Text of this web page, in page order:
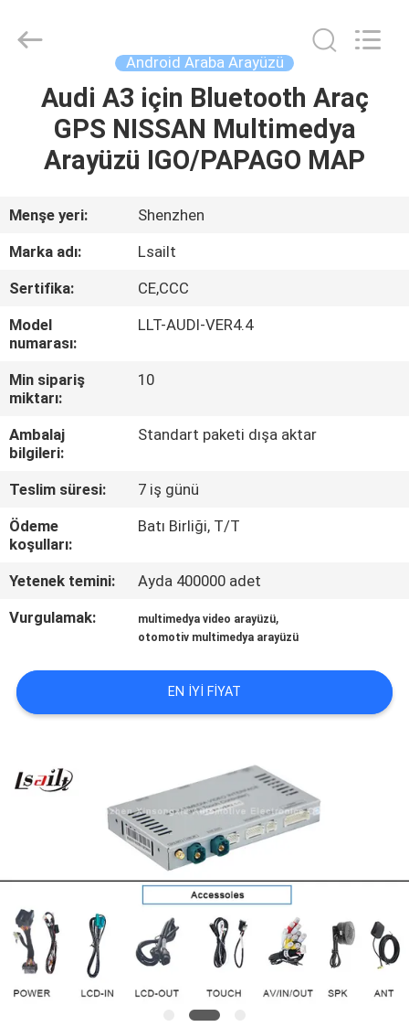
ÜRÜN:%
VİDEOLAR
HAKKIMIZDA
TURU
KALITE
KONTROL
BIZIMLE
ILETIŞIME
VAKALAR
SITE
HARITASI
Electron
Co.,Ltd.
Android Araba Arayüzü
Audi A3 için Bluetooth Araç
GPS NISSAN Multimedya
Arayüzü IGO/PAPAGO MAP
Menşe yeri:
Shenzhen
Marka adı:
Lsailt
Sertifika:
CE,CCC
Model
numarası:
LLT-AUDI-VER4.4
Min sipariş
miktarı:
10
Ambalaj
bilgileri:
Standart paketi dışa aktar
Teslim süresi:
7 iş günü
Ödeme
koşulları:
Batı Birliği, T/T
Yetenek temini:
Ayda 400000 adet
Vurgulamak:
multimedya video arayüzü,
otomotiv multimedya arayüzü
EN IYI FIYAT